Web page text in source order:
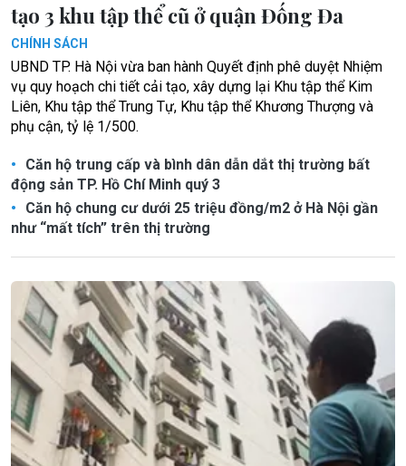
tạo 3 khu tập thể cũ ở quận Đống Đa
CHÍNH SÁCH
UBND TP. Hà Nội vừa ban hành Quyết định phê duyệt Nhiệm
vụ quy hoạch chi tiết cải tạo, xây dựng lại Khu tập thể Kim
Liên, Khu tập thể Trung Tự, Khu tập thể Khương Thượng và
phụ cận, tỷ lệ 1/500.
Căn hộ trung cấp và bình dân dẫn dắt thị trường bất
động sản TP. Hồ Chí Minh quý 3
Căn hộ chung cư dưới 25 triệu đồng/m2 ở Hà Nội gần
như “mất tích” trên thị trường